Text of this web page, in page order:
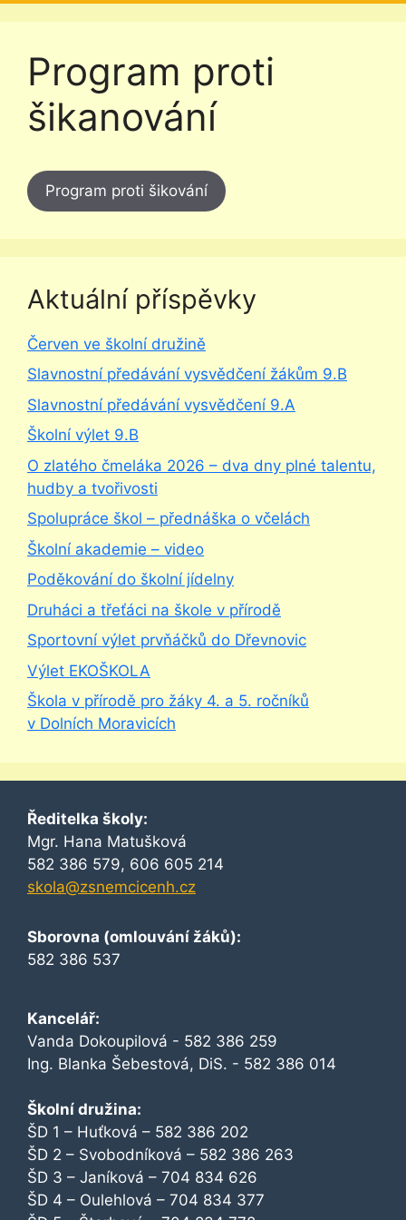
Program proti
šikanování
Program proti šikování
Aktuální příspěvky
Červen ve školní družině
Slavnostní předávání vysvědčení žákům 9.B
Slavnostní předávání vysvědčení 9.A
Školní výlet 9.B
O zlatého čmeláka 2026 – dva dny plné talentu,
hudby a tvořivosti
Spolupráce škol – přednáška o včelách
Školní akademie – video
Poděkování do školní jídelny
Druháci a třeťáci na škole v přírodě
Sportovní výlet prvňáčků do Dřevnovic
Výlet EKOŠKOLA
Škola v přírodě pro žáky 4. a 5. ročníků
v Dolních Moravicích
Ředitelka školy:
Mgr. Hana Matušková
582 386 579, 606 605 214
skola@zsnemcicenh.cz
Sborovna (omlouvání žáků):
582 386 537
Kancelář:
Vanda Dokoupilová - 582 386 259
Ing. Blanka Šebestová, DiS. - 582 386 014
Školní družina:
ŠD 1 – Huťková – 582 386 202
ŠD 2 – Svobodníková – 582 386 263
ŠD 3 – Janíková – 704 834 626
ŠD 4 – Oulehlová – 704 834 377